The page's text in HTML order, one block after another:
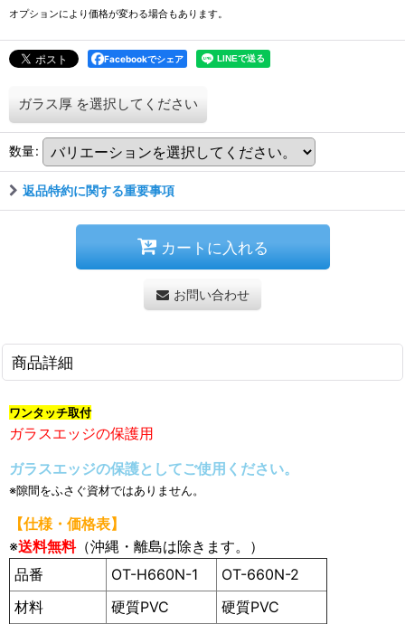
オプションにより価格が変わる場合もあります。
Facebookでシェア
ガラス厚 を選択してください
数量:
返品特約に関する重要事項
カートに入れる
お問い合わせ
商品詳細
ワンタッチ取付
ガラスエッジの保護用
ガラスエッジの保護としてご使用ください。
※隙間をふさぐ資材ではありません。
【仕様・価格表】
※送料無料（沖縄・離島は除きます。）
品番
OT-H660N-1
OT-660N-2
材料
硬質PVC
硬質PVC